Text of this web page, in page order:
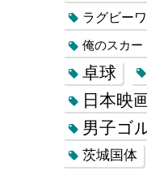
ラグビー
俺のスカー
卓球
日本映
男子ゴ
茨城国体